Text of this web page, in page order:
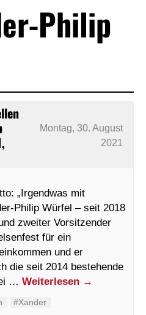
Philip
Montag, 30. August
2021
„Irgendwas mit
Philip Würfel – seit 2018
zweiter Vorsitzender
für ein
und er
die seit 2014 bestehende
… Weiterlesen →
#Xander